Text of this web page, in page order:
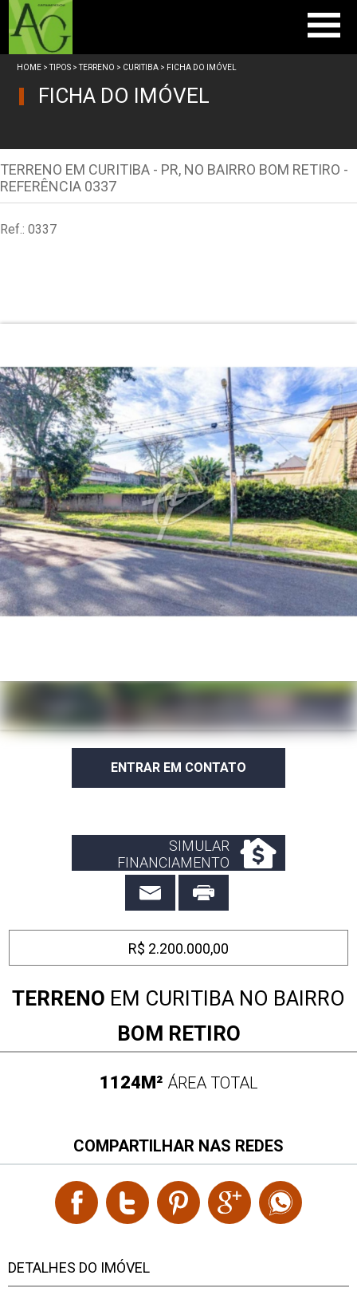
Anuncie seu imóvel
HOME >TIPOS >TERRENO > CURITIBA > FICHA DO IMÓVEL
FICHA DO IMÓVEL
TERRENO EM CURITIBA - PR, NO BAIRRO BOM RETIRO -
REFERÊNCIA 0337
Ref.: 0337
SIMULAR
FINANCIAMENTO
ENTRAR EM CONTATO
R$ 2.200.000,00
TERRENO EM CURITIBA NO BAIRRO
BOM RETIRO
1124M² ÁREA TOTAL
COMPARTILHAR NAS REDES
DETALHES DO IMÓVEL